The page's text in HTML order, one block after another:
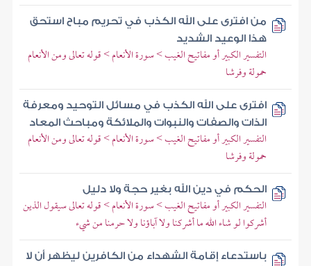
من افترى على الله الكذب في تحريم مباح استحق
هذا الوعيد الشديد
التفسير الكبير أو مفاتيح الغيب > سورة الأنعام > قوله تعالى ومن الأنعام
حمولة وفرشا
افترى على الله الكذب في مسائل التوحيد ومعرفة
الذات والصفات والنبوات والملائكة ومباحث المعاد
التفسير الكبير أو مفاتيح الغيب > سورة الأنعام > قوله تعالى ومن الأنعام
حمولة وفرشا
الحكم في دين الله بغير حجة ولا دليل
التفسير الكبير أو مفاتيح الغيب > سورة الأنعام > قوله تعالى سيقول الذين
أشركوا لو شاء الله ما أشركنا ولا آباؤنا ولا حرمنا من شيء
باستدعاء إقامة الشهداء من الكافرين ليظهر أن لا